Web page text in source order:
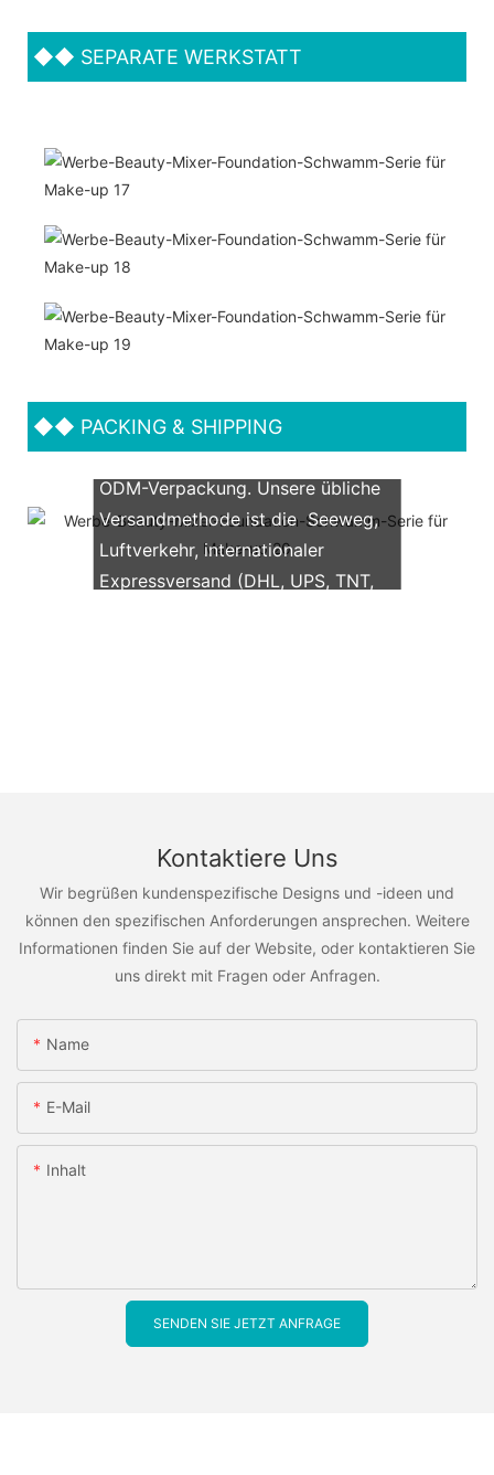
◆◆ SEPARATE WERKSTATT
◆◆ PACKING & SHIPPING
Wir unterstützen beide OEM &
ODM-Verpackung. Unsere übliche
Versandmethode ist die Seeweg,
Luftverkehr, internationaler
Expressversand (DHL, UPS, TNT,
Kontaktiere Uns
Wir begrüßen kundenspezifische Designs und -ideen und
können den spezifischen Anforderungen ansprechen. Weitere
Informationen finden Sie auf der Website, oder kontaktieren Sie
uns direkt mit Fragen oder Anfragen.
Name
E-Mail
Inhalt
SENDEN SIE JETZT ANFRAGE